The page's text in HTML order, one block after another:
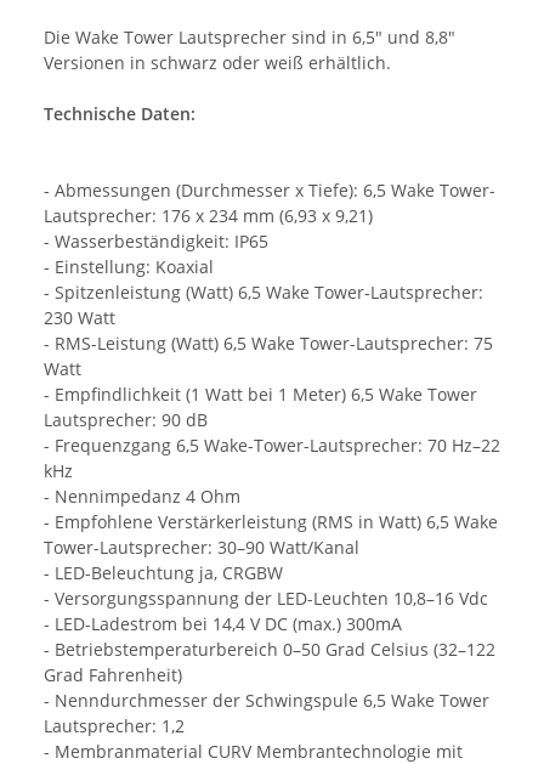
Die Wake Tower Lautsprecher sind in 6,5" und 8,8"
Versionen in schwarz oder weiß erhältlich.
Technische Daten:
- Abmessungen (Durchmesser x Tiefe): 6,5 Wake Tower-
Lautsprecher: 176 x 234 mm (6,93 x 9,21)
- Wasserbeständigkeit: IP65
- Einstellung: Koaxial
- Spitzenleistung (Watt) 6,5 Wake Tower-Lautsprecher:
230 Watt
- RMS-Leistung (Watt) 6,5 Wake Tower-Lautsprecher: 75
Watt
- Empfindlichkeit (1 Watt bei 1 Meter) 6,5 Wake Tower
Lautsprecher: 90 dB
- Frequenzgang 6,5 Wake-Tower-Lautsprecher: 70 Hz–22
kHz
- Nennimpedanz 4 Ohm
- Empfohlene Verstärkerleistung (RMS in Watt) 6,5 Wake
Tower-Lautsprecher: 30–90 Watt/Kanal
- LED-Beleuchtung ja, CRGBW
- Versorgungsspannung der LED-Leuchten 10,8–16 Vdc
- LED-Ladestrom bei 14,4 V DC (max.) 300mA
- Betriebstemperaturbereich 0–50 Grad Celsius (32–122
Grad Fahrenheit)
- Nenndurchmesser der Schwingspule 6,5 Wake Tower
Lautsprecher: 1,2
- Membranmaterial CURV Membrantechnologie mit